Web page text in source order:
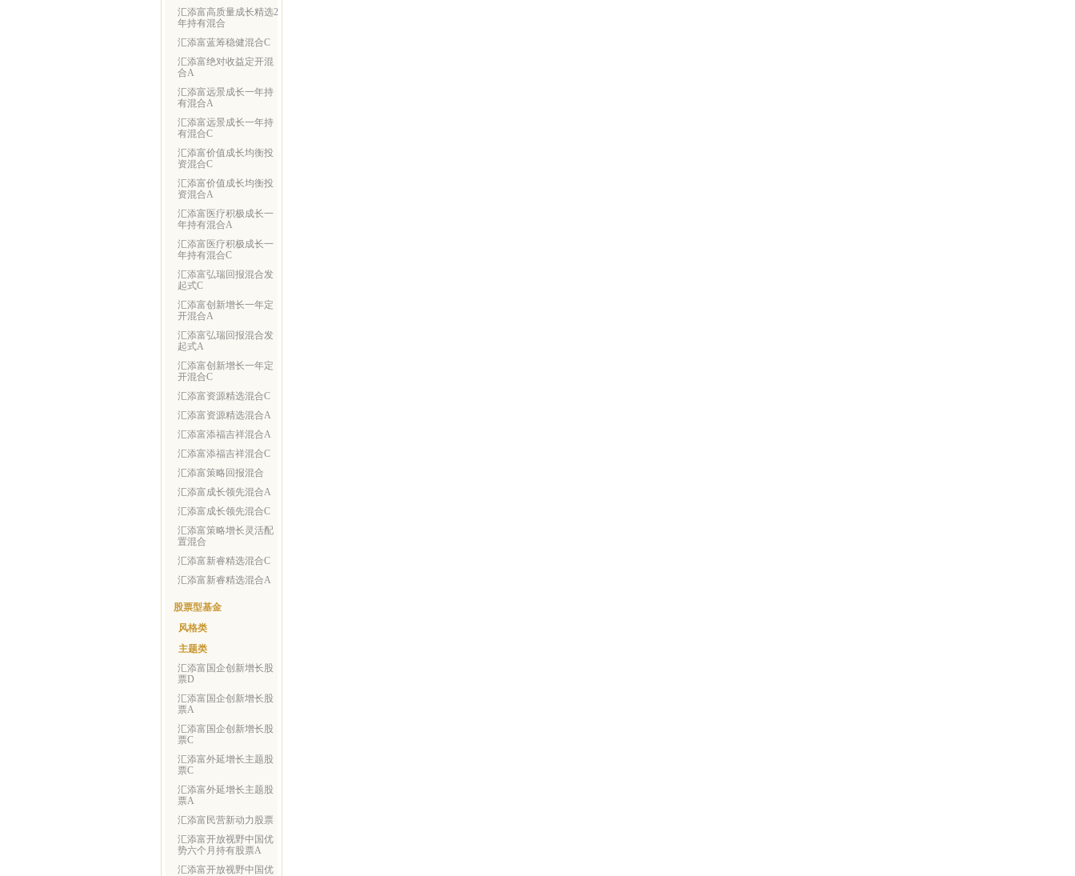
汇添富高质量成长精选2
年持有混合
汇添富蓝筹稳健混合C
汇添富绝对收益定开混
合A
汇添富远景成长一年持
有混合A
汇添富远景成长一年持
有混合C
汇添富价值成长均衡投
资混合C
汇添富价值成长均衡投
资混合A
汇添富医疗积极成长一
年持有混合A
汇添富医疗积极成长一
年持有混合C
汇添富弘瑞回报混合发
起式C
汇添富创新增长一年定
开混合A
汇添富弘瑞回报混合发
起式A
汇添富创新增长一年定
开混合C
汇添富资源精选混合C
汇添富资源精选混合A
汇添富添福吉祥混合A
汇添富添福吉祥混合C
汇添富策略回报混合
汇添富成长领先混合A
汇添富成长领先混合C
汇添富策略增长灵活配
置混合
汇添富新睿精选混合C
汇添富新睿精选混合A
股票型基金
风格类
主题类
汇添富国企创新增长股
票D
汇添富国企创新增长股
票A
汇添富国企创新增长股
票C
汇添富外延增长主题股
票C
汇添富外延增长主题股
票A
汇添富民营新动力股票
汇添富开放视野中国优
势六个月持有股票A
汇添富开放视野中国优